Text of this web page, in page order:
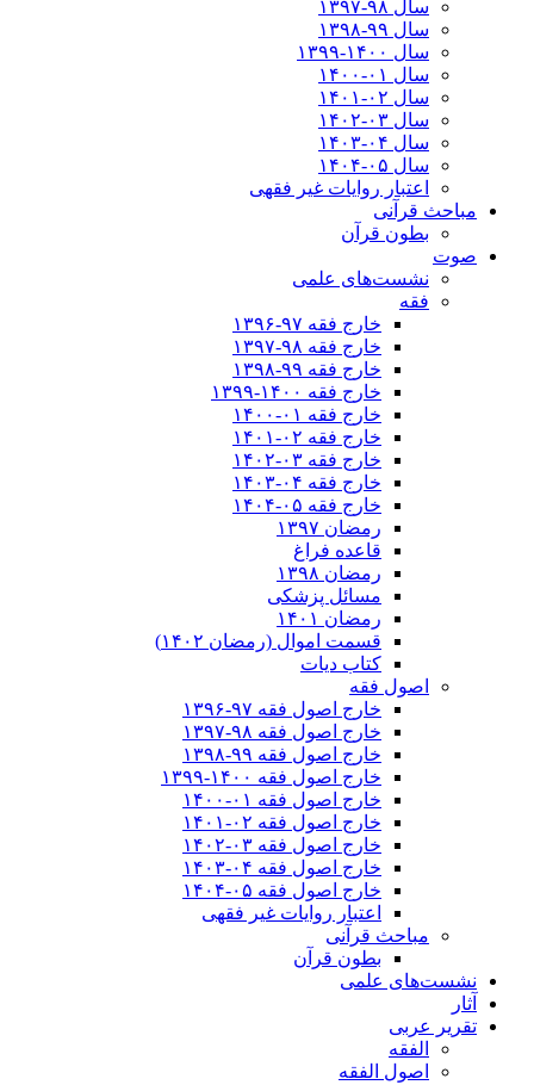
سال ۹۸-۱۳۹۷
سال ۹۹-۱۳۹۸‍
سال ۱۴۰۰-۱۳۹۹
سال ۰۱-۱۴۰۰
سال ۰۲-۱۴۰۱
سال ۰۳-۱۴۰۲
سال ۰۴-۱۴۰۳
سال ۰۵-۱۴۰۴
اعتبار روایات غیر فقهی
مباحث قرآنی
بطون قرآن
صوت
نشست‌های علمی
فقه
خارج فقه ۹۷-۱۳۹۶
خارج فقه ۹۸-۱۳۹۷
خارج فقه ۹۹-۱۳۹۸
خارج فقه ۱۴۰۰-۱۳۹۹
خارج فقه ۰۱-۱۴۰۰
خارج فقه ۰۲-۱۴۰۱
خارج فقه ۰۳-۱۴۰۲
خارج فقه ۰۴-۱۴۰۳
خارج فقه ۰۵-۱۴۰۴
رمضان ۱۳۹۷
قاعده فراغ
رمضان ۱۳۹۸
مسائل پزشکی
رمضان ۱۴۰۱
قسمت اموال (رمضان ۱۴۰۲)
کتاب دیات
اصول فقه
خارج اصول فقه ۹۷-۱۳۹۶
خارج اصول فقه ۹۸-۱۳۹۷
خارج اصول فقه ۹۹-۱۳۹۸
خارج اصول فقه ۱۴۰۰-۱۳۹۹
خارج اصول فقه ۰۱-۱۴۰۰
خارج اصول فقه ۰۲-۱۴۰۱
خارج اصول فقه ۰۳-۱۴۰۲
خارج اصول فقه ۰۴-۱۴۰۳
خارج اصول فقه ۰۵-۱۴۰۴
اعتبار روایات غیر فقهی
مباحث قرآنی
بطون قرآن
نشست‌های علمی
آثار
تقریر عربی
الفقه
اصول الفقه